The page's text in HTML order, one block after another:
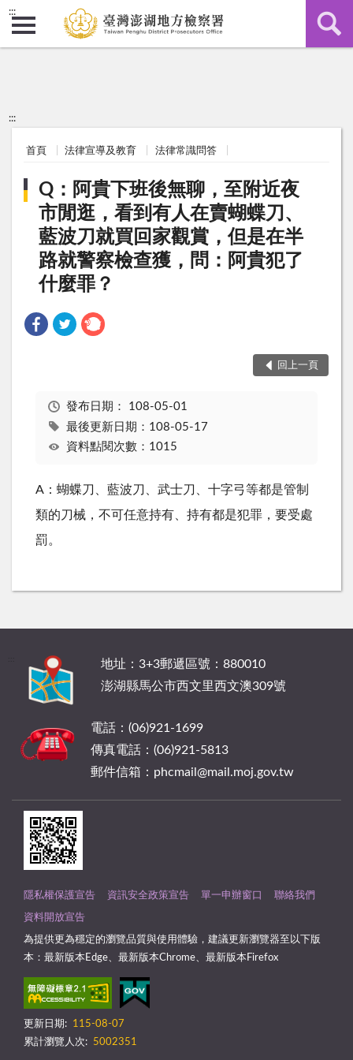
:::
:::
首頁 法律宣導及教育 法律常識問答
Q：阿貴下班後無聊，至附近夜
市閒逛，看到有人在賣蝴蝶刀、
藍波刀就買回家觀賞，但是在半
路就警察檢查獲，問：阿貴犯了
什麼罪？
回上一頁
發布日期： 108-05-01
最後更新日期：108-05-17
資料點閱次數：1015
A：蝴蝶刀、藍波刀、武士刀、十字弓等都是管制
類的刀械，不可任意持有、持有都是犯罪，要受處
罰。
地址：3+3郵遞區號：880010
澎湖縣馬公市西文里西文澳309號
電話：(06)921-1699
傳真電話：(06)921-5813
郵件信箱：phcmail@mail.moj.gov.tw
隱私權保護宣告 資訊安全政策宣告 單一申辦窗口 聯絡我們
資料開放宣告
為提供更為穩定的瀏覽品質與使用體驗，建議更新瀏覽器至以下版
本：最新版本Edge、最新版本Chrome、最新版本Firefox
更新日期:
115-08-07
累計瀏覽人次:
5002351